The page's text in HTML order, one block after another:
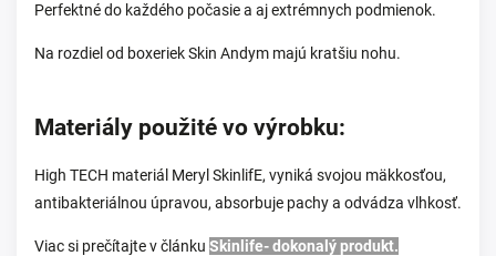
Perfektné do každého počasie a aj extrémnych podmienok.
Na rozdiel od boxeriek Skin Andym majú kratšiu nohu.
Materiály použité vo výrobku:
High TECH materiál Meryl SkinlifE, vyniká svojou mäkkosťou,
antibakteriálnou úpravou, absorbuje pachy a odvádza vlhkosť.
Viac si prečítajte v článku Skinlife- dokonalý produkt.